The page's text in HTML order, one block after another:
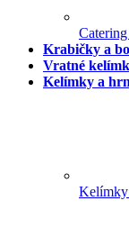
Krabičky a
Vratné
Kelímky a
Kelímky